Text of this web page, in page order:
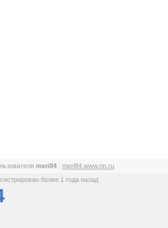
meri84 : meri84.www.nn.ru
более 1 года назад